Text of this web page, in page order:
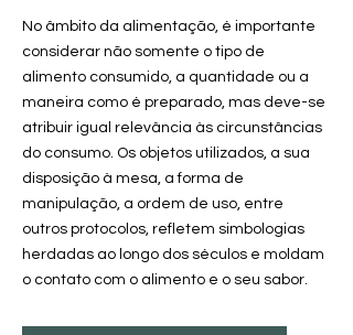
No âmbito da alimentação, é importante
considerar não somente o tipo de
alimento consumido, a quantidade ou a
maneira como é preparado, mas deve-se
atribuir igual relevância às circunstâncias
do consumo. Os objetos utilizados, a sua
disposição à mesa, a forma de
manipulação, a ordem de uso, entre
outros protocolos, refletem simbologias
herdadas ao longo dos séculos e moldam
o contato com o alimento e o seu sabor.